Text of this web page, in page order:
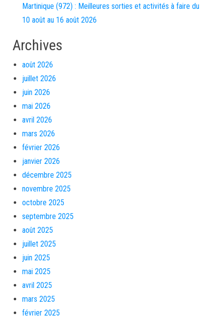
Martinique (972) : Meilleures sorties et activités à faire du
10 août au 16 août 2026
Archives
août 2026
juillet 2026
juin 2026
mai 2026
avril 2026
mars 2026
février 2026
janvier 2026
décembre 2025
novembre 2025
octobre 2025
septembre 2025
août 2025
juillet 2025
juin 2025
mai 2025
avril 2025
mars 2025
février 2025